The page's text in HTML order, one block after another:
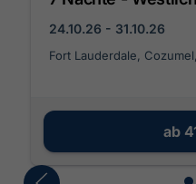
24.10.26 - 31.10.26
Fort Lauderdale,
ab